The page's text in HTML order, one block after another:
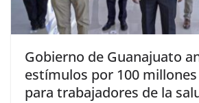
Gobierno de Guanajuato
estímulos por 100
para trabajadores de la